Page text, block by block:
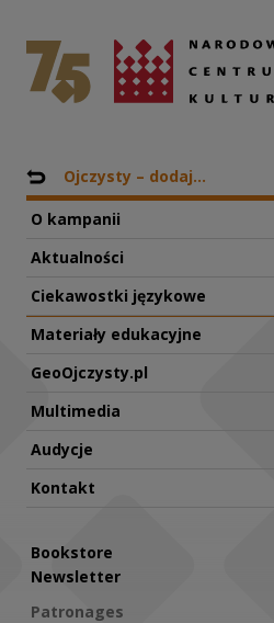
SZADŹ
National Centre for Culture Poland
Nawigacja
Back to: Projekty
Ojczysty – dodaj...
O kampanii
Aktualności
Ciekawostki językowe
Materiały edukacyjne
GeoOjczysty.pl
Multimedia
Audycje
Kontakt
Bookstore
Newsletter
Patronages